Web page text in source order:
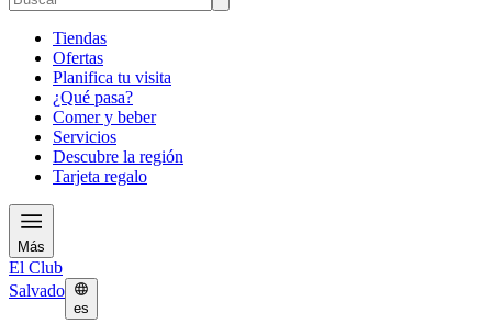
Tiendas
Ofertas
Planifica tu visita
¿Qué pasa?
Comer y beber
Servicios
Descubre la región
Tarjeta regalo
Más
El Club
Salvado
es